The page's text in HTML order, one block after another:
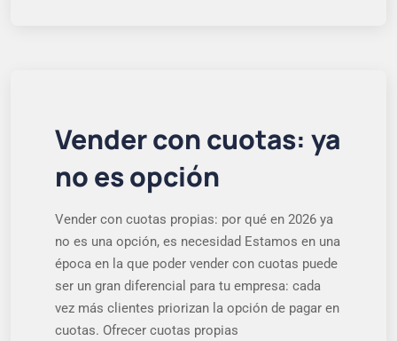
Vender con cuotas: ya
no es opción
Vender con cuotas propias: por qué en 2026 ya
no es una opción, es necesidad Estamos en una
época en la que poder vender con cuotas puede
ser un gran diferencial para tu empresa: cada
vez más clientes priorizan la opción de pagar en
cuotas. Ofrecer cuotas propias